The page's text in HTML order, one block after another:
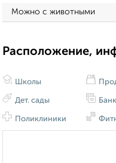
Можно с животными
Расположение,
Школы
Дет. сады
Поликлиники